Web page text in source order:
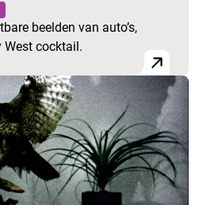
beelden van auto’s,
West cocktail.